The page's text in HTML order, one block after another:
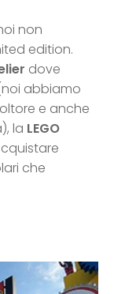
non
edition.
dove
abbiamo
e anche
la LEGO
che